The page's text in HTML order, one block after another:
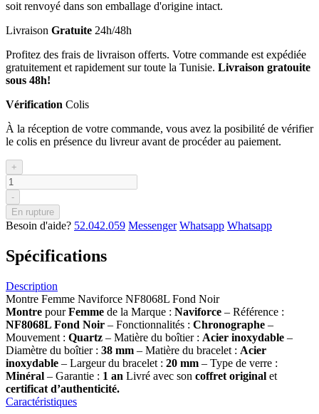
soit renvoyé dans son emballage d'origine intact.
Livraison Gratuite 24h/48h
Profitez des frais de livraison offerts. Votre commande est expédiée
gratuitement et rapidement sur toute la Tunisie. Livraison gratouite
sous 48h!
Vérification Colis
À la réception de votre commande, vous avez la posibilité de vérifier
le colis en présence du livreur avant de procéder au paiement.
+
-
En rupture
Besoin d'aide? 52.042.059 Messenger Whatsapp Whatsapp
Spécifications
Description
Montre Femme Naviforce NF8068L Fond Noir
Montre pourFemme de la Marque : Naviforce – Référence :
NF8068L Fond Noir – Fonctionnalités : Chronographe –
Mouvement : Quartz – Matière du boîtier : Acier inoxydable –
Diamètre du boîtier : 38 mm – Matière du bracelet : Acier
inoxydable – Largeur du bracelet : 20 mm – Type de verre :
Minéral – Garantie : 1 an Livré avec son coffret original et
certificat d’authenticité.
Caractéristiques